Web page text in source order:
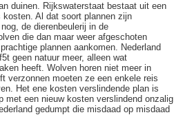
duinen. Rijkswaterstaat bestaat uit een
Al dat soort plannen zijn
de dierenbeulerij in de
die dan maar weer afgeschoten
plannen aankomen. Nederland
geen natuur meer, alleen wat
heeft. Wolven horen niet meer in
verzonnen moeten ze een enkele reis
Het ene kosten verslindende plan is
met een nieuw kosten verslindend onzalig
gedumpt die misdaad op misdaad